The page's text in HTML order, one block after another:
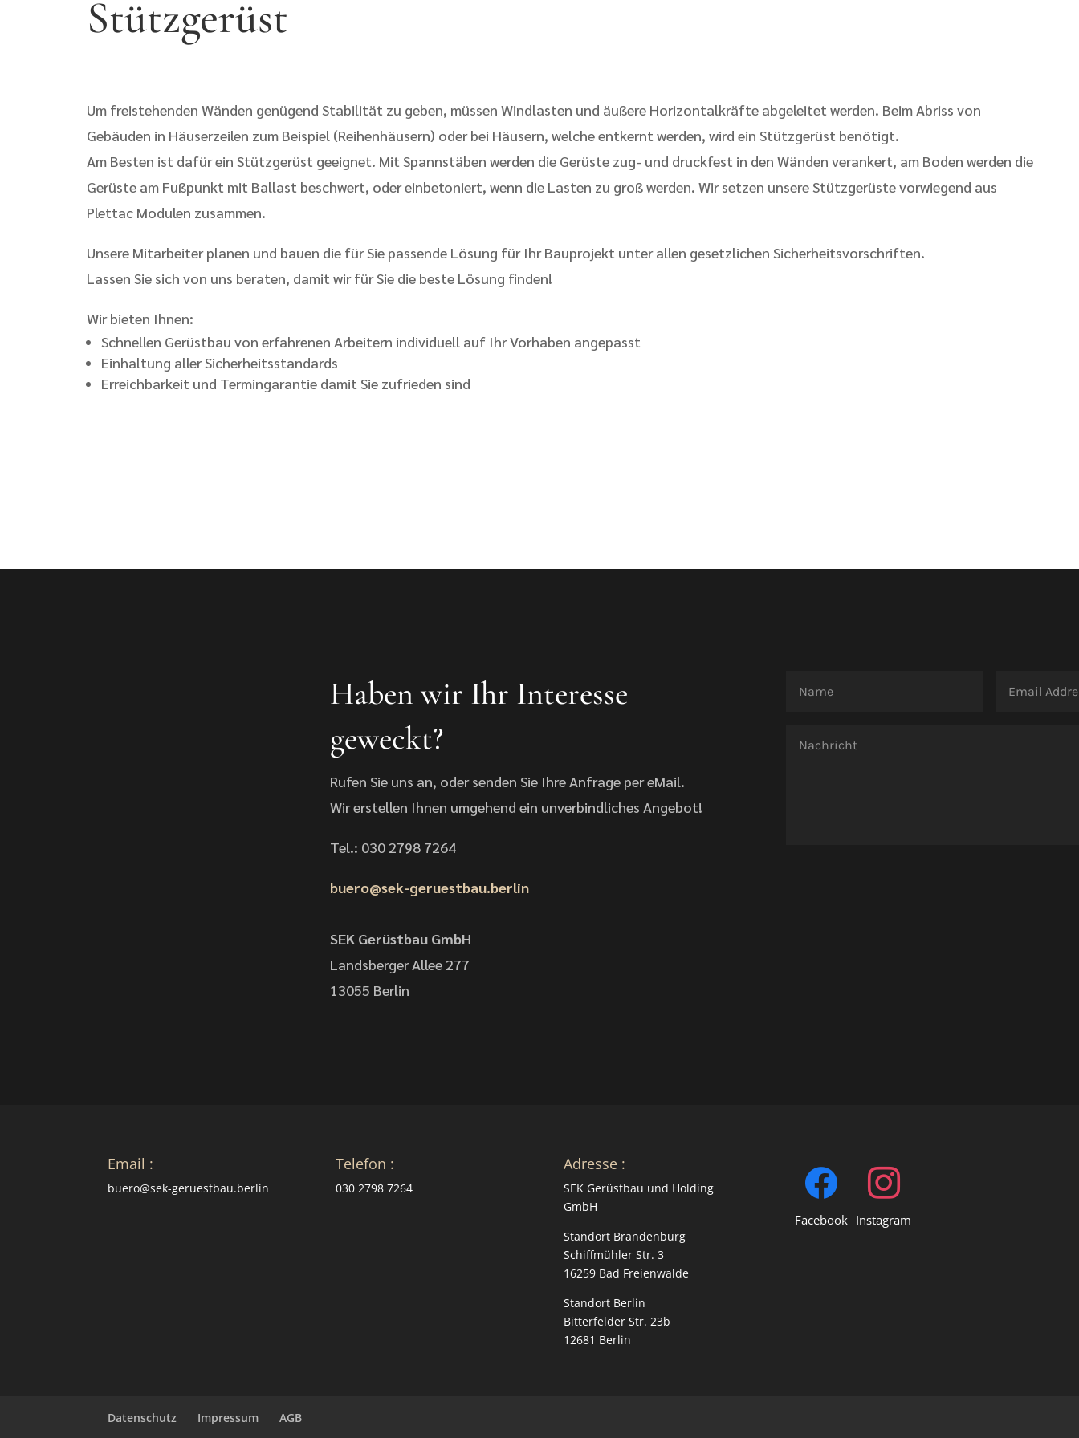
Stützgerüst
Um freistehenden Wänden genügend Stabilität zu geben, müssen Windlasten und äußere Horizontalkräfte abgeleitet werden. Beim Abriss von
Gebäuden in Häuserzeilen zum Beispiel (Reihenhäusern) oder bei Häusern, welche entkernt werden, wird ein Stützgerüst benötigt.
Am Besten ist dafür ein Stützgerüst geeignet. Mit Spannstäben werden die Gerüste zug- und druckfest in den Wänden verankert, am Boden werden die
Gerüste am Fußpunkt mit Ballast beschwert, oder einbetoniert, wenn die Lasten zu groß werden. Wir setzen unsere Stützgerüste vorwiegend aus
Plettac Modulen zusammen.
Unsere Mitarbeiter planen und bauen die für Sie passende Lösung für Ihr Bauprojekt unter allen gesetzlichen Sicherheitsvorschriften.
Lassen Sie sich von uns beraten, damit wir für Sie die beste Lösung finden!
Wir bieten Ihnen:
Schnellen Gerüstbau von erfahrenen Arbeitern individuell auf Ihr Vorhaben angepasst
Einhaltung aller Sicherheitsstandards
Erreichbarkeit und Termingarantie damit Sie zufrieden sind
Haben wir Ihr Interesse
geweckt?
Rufen Sie uns an, oder senden Sie Ihre Anfrage per eMail.
Wir erstellen Ihnen umgehend ein unverbindliches Angebot!
Tel.: 030 2798 7264
buero@sek-geruestbau.berlin
SEK Gerüstbau GmbH
Landsberger Allee 277
13055 Berlin
Email :
buero@sek-geruestbau.berlin
Telefon :
030 2798 7264
Adresse :
SEK Gerüstbau und Holding
GmbH
Standort Brandenburg
Schiffmühler Str. 3
16259 Bad Freienwalde
Standort Berlin
Bitterfelder Str. 23b
12681 Berlin
Facebook Instagram
Datenschutz Impressum AGB